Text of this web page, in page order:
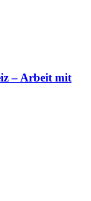
– Arbeit mit